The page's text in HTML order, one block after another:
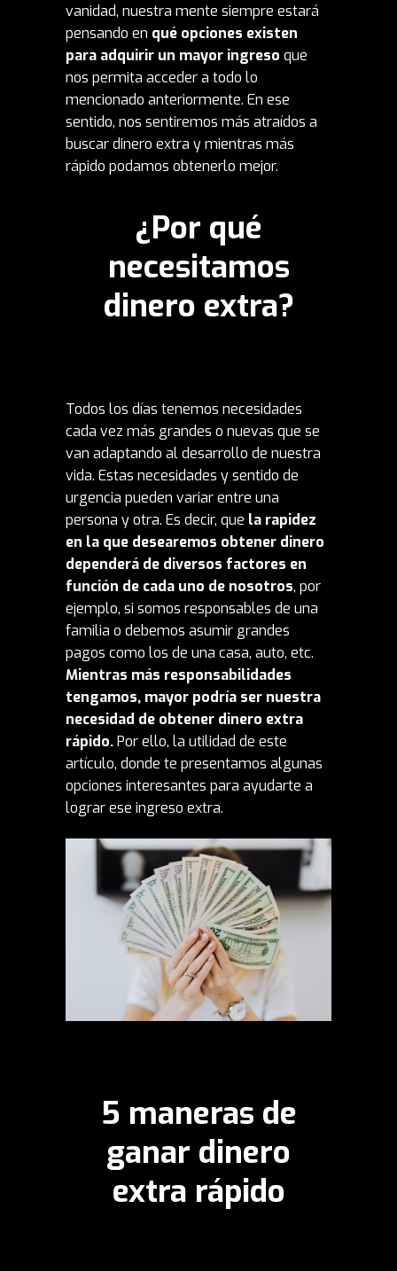
vanidad, nuestra mente siempre estará
pensando en qué opciones existen
para adquirir un mayor ingreso que
nos permita acceder a todo lo
mencionado anteriormente. En ese
sentido, nos sentiremos más atraídos a
buscar dinero extra y mientras más
rápido podamos obtenerlo mejor.
¿Por qué
necesitamos
dinero extra?
Todos los días tenemos necesidades
cada vez más grandes o nuevas que se
van adaptando al desarrollo de nuestra
vida. Estas necesidades y sentido de
urgencia pueden variar entre una
persona y otra. Es decir, que la rapidez
en la que desearemos obtener dinero
dependerá de diversos factores en
función de cada uno de nosotros, por
ejemplo, si somos responsables de una
familia o debemos asumir grandes
pagos como los de una casa, auto, etc.
Mientras más responsabilidades
tengamos, mayor podría ser nuestra
necesidad de obtener dinero extra
rápido.Por ello, la utilidad de este
artículo, donde te presentamos algunas
opciones interesantes para ayudarte a
lograr ese ingreso extra.
5 maneras de
ganar dinero
extra rápido